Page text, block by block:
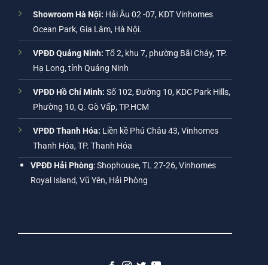
Showroom Hà Nội: Hải Âu 02 -07, KĐT Vinhomes
Ocean Park, Gia Lâm, Hà Nội.
VPĐD Quảng Ninh: Tổ 2, khu 7, phường Bãi Cháy, TP.
Hạ Long, tỉnh Quảng Ninh
VPĐD Hồ Chí Minh: Số 102, Đường 10, KDC Park Hills,
Phường 10, Q. Gò Vấp, TP.HCM
VPĐD Thanh Hóa: Liền kề Phú Châu 43, Vinhomes
Thanh Hóa, TP. Thanh Hóa
VPĐD Hải Phòng: Shophouse, TL 27-26, Vinhomes
Royal Island, Vũ Yên, Hải Phòng